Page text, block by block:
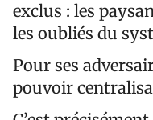
exclus : les
les oubliés du
Pour ses
pouvoir